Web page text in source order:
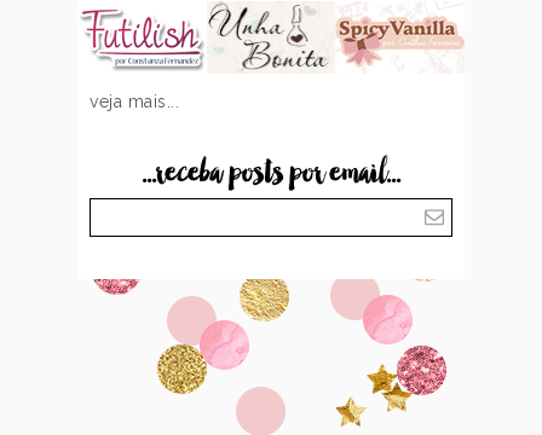
veja mais...
...receba posts por email...